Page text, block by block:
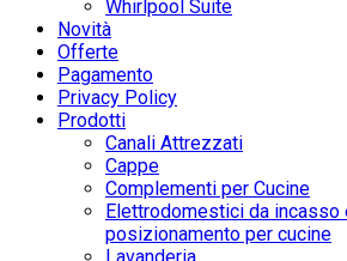
Whirlpool Suite
Novità
Offerte
Pagamento
Privacy Policy
Prodotti
Canali Attrezzati
Cappe
Complementi per Cucine
Elettrodomestici da incasso
posizionamento per cucine